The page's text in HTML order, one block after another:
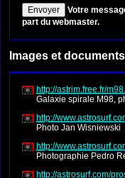
Votre
part du webmaster.
Images et
http://astrim.free.fr/
Galaxie spirale M98,
http://
Photo Jan Wisniewski
http://
Photographie Pedro
http://astrosurf.com/